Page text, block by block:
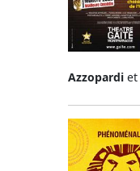
Azzopardi et